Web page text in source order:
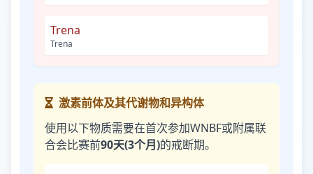
Trena
Trena
激素前体及其代谢物和异构体
使用以下物质需要在首次参加WNBF或附属联
合会比赛前90天(3个月)的戒断期。